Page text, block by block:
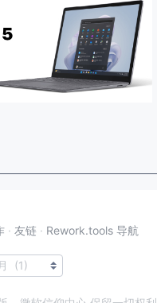
· 友链 · Rework.tools 导航